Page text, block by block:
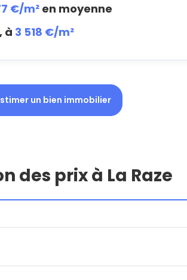
€/m² en moyenne
à 3 518 €/m²
un bien immobilier
des prix à La Raze